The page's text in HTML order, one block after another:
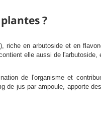
?
), riche en arbutoside et en
elle aussi de l'arbutoside,
de l'organisme et
de jus par ampoule, apporte